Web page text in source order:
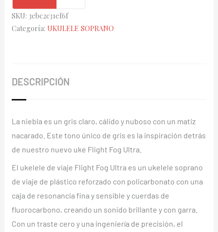
35
Ultra
Fog
SKU: 3ebc2c31ef6f
Categoría: UKULELE SOPRANO
DESCRIPCIÓN
La niebla es un gris claro, cálido y nuboso con un matiz
nacarado. Este tono único de gris es la inspiración detrás
de nuestro nuevo uke Flight Fog Ultra.
El ukelele de viaje Flight Fog Ultra es un ukelele soprano
de viaje de plástico reforzado con policarbonato con una
caja de resonancia fina y sensible y cuerdas de
fluorocarbono, creando un sonido brillante y con garra.
Con un traste cero y una ingeniería de precisión, el